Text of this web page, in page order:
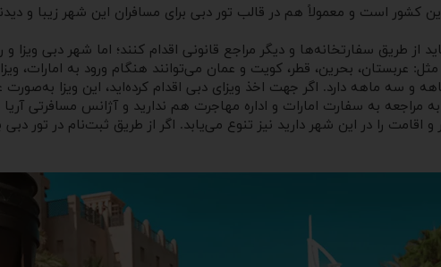
کشور است و معمولاً هم در قالب تور دبی برای مسافران این شهر زیبا و
طریق سفارتخانه‌ها و دیگر مراجع قانونی اقدام کنند؛ اما شهر دبی ویزا و
قطر، کویت و عمان می‌توانند هنگام ورود به امارات، ویزای ۹۰ روزه دبی را دریافت
به سفارت امارات و اداره مهاجرت هم ندارید و آژانس مسافرتی آریا
را در این شهر دارید نیز تنوع می‌یابد. اگر از طریق ثبت‌نام در تور دبی